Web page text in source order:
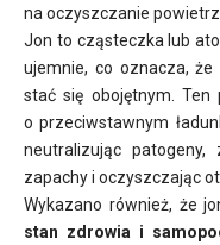
na oczyszczanie
Jon to cząsteczka lub
ujemnie, co oznacza,
stać się obojętnym.
o przeciwstawnym
neutralizując patogeny,
zapachy i oczyszczając
Wykazano również, że
stan zdrowia i